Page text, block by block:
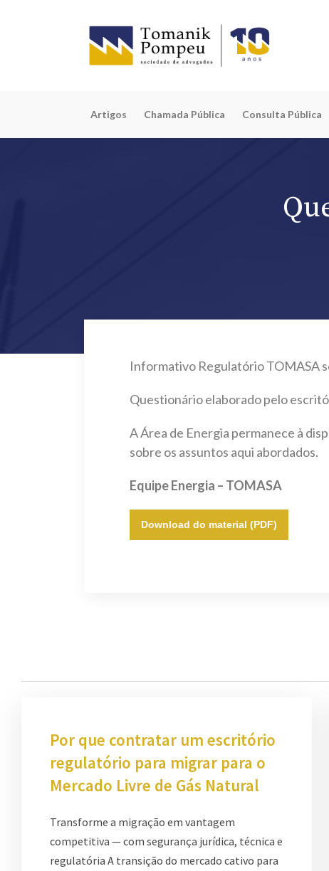
Artigos Chamada Pública Consulta Pública
Informativo Regulatório TOMASA
Questionário elaborado pelo
A Área de Energia permanece à
sobre os assuntos aqui abordados.
Equipe Energia – TOMASA
Download do material (PDF)
Por que contratar um escritório
regulatório para migrar para o
Mercado Livre de Gás Natural
Transforme a migração em vantagem
competitiva — com segurança jurídica, técnica e
regulatória A transição do mercado cativo para